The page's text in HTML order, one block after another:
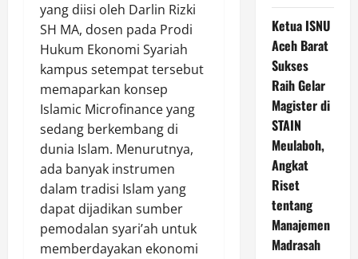
yang diisi oleh Darlin Rizki
SH MA, dosen pada Prodi
Hukum Ekonomi Syariah
kampus setempat tersebut
memaparkan konsep
Islamic Microfinance yang
sedang berkembang di
dunia Islam. Menurutnya,
ada banyak instrumen
dalam tradisi Islam yang
dapat dijadikan sumber
pemodalan syari’ah untuk
memberdayakan ekonomi
Ketua ISNU
Aceh Barat
Sukses
Raih Gelar
Magister di
STAIN
Meulaboh,
Angkat
Riset
tentang
Manajemen
Madrasah